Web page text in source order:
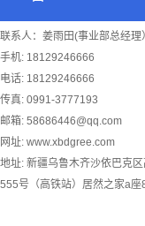
联系人：姜雨田(事业部总经理）
手机: 18129246666
电话: 18129246666
传真: 0991-3777193
邮箱: 58686446@qq.com
网址: www.xbdgree.com
地址: 新疆乌鲁木齐沙依巴克
555号（高铁站）居然之家a座